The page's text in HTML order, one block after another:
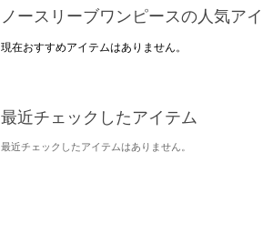
ノースリーブワンピースの人気ア
現在おすすめアイテムはありません。
最近チェックしたアイテム
最近チェックしたアイテムはありません。